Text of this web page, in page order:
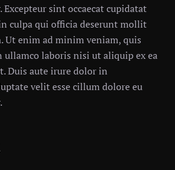
sint occaecat cupidatat
culpa qui officia deserunt mollit
Ut enim ad minim veniam, quis
laboris nisi ut aliquip ex ea
Duis aute irure dolor in
velit esse cillum dolore eu